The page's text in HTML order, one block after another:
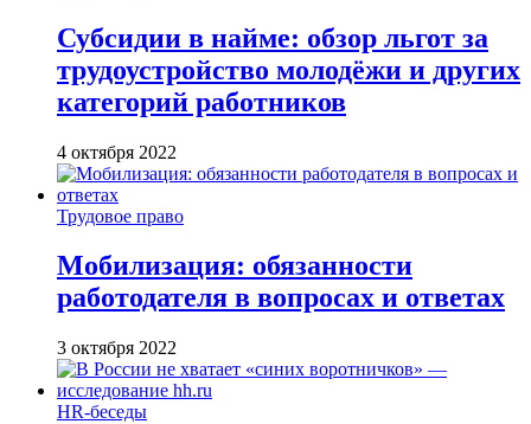
Субсидии в найме: обзор льгот за
трудоустройство молодёжи и других
категорий работников
4 октября 2022
Трудовое право
Мобилизация: обязанности
работодателя в вопросах и ответах
3 октября 2022
HR-беседы